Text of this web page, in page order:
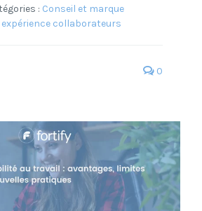
: Conseil et marque
expérience collaborateurs
0